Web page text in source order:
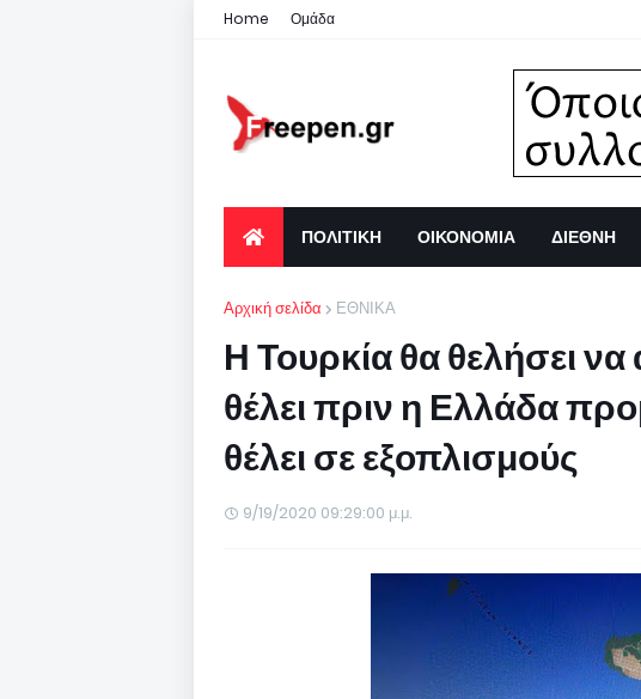
Home Ομάδα
ΠΟΛΙΤΙΚΗ ΟΙΚΟΝΟΜΙΑ ΔΙΕΘΝΗ
Αρχική σελίδα ΕΘΝΙΚΑ
Η Τουρκία θα θελήσει
θέλει πριν η Ελλάδα
θέλει σε εξοπλισμούς
9/19/2020 09:29:00 μ.μ.